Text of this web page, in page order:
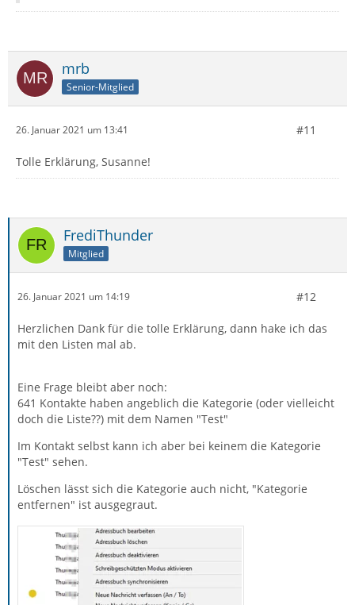
mrb
Senior-Mitglied
26. Januar 2021 um 13:41 #11
Tolle Erklärung, Susanne!
FrediThunder
Mitglied
26. Januar 2021 um 14:19 #12
Herzlichen Dank für die tolle Erklärung, dann hake ich das
mit den Listen mal ab.
Eine Frage bleibt aber noch:
641 Kontakte haben angeblich die Kategorie (oder vielleicht
doch die Liste??) mit dem Namen "Test"
Im Kontakt selbst kann ich aber bei keinem die Kategorie
"Test" sehen.
Löschen lässt sich die Kategorie auch nicht, "Kategorie
entfernen" ist ausgegraut.